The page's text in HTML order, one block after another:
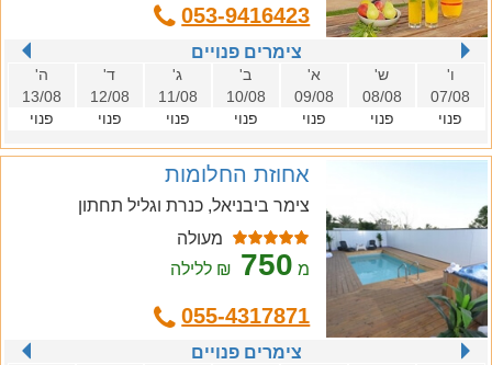
053-9416423
צימרים פנויים
ו'
07/08
פנוי
ש'
08/08
פנוי
א'
09/08
פנוי
ב'
10/08
פנוי
ג'
11/08
פנוי
ד'
12/08
פנוי
ה'
13/08
פנוי
אחוזת החלומות
צימר ביבניאל, כנרת וגליל תחתון
מעולה
מ 750 ₪ ללילה
055-4317871
צימרים פנויים